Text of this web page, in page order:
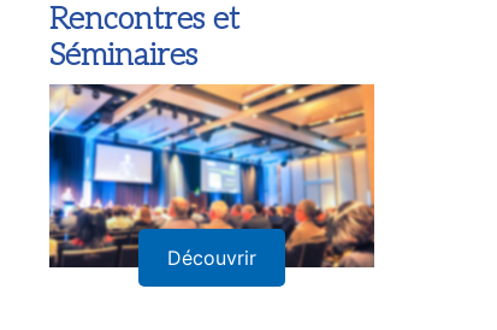
Rencontres et
Séminaires
Découvrir